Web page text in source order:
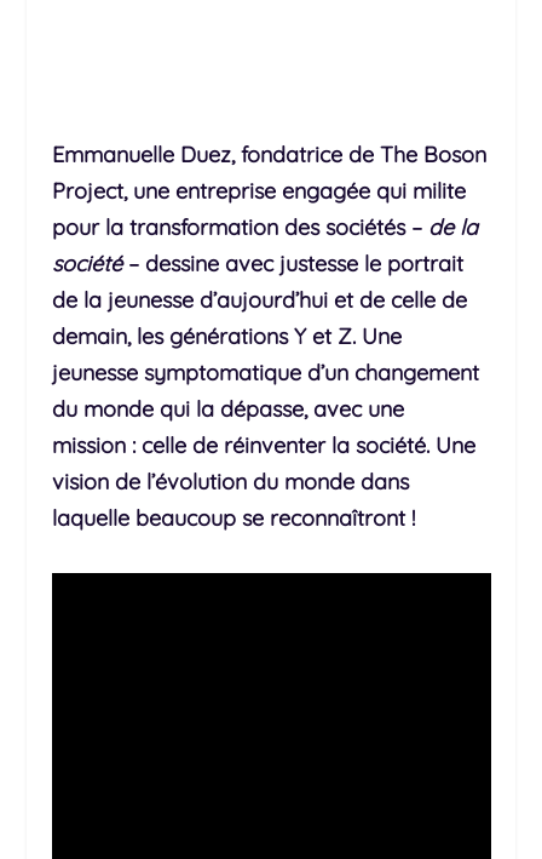
Emmanuelle Duez, fondatrice de The Boson
Project, une entreprise engagée qui milite
pour la transformation des sociétés – de la
société– dessine avec justesse le portrait
de la jeunesse d’aujourd’hui et de celle de
demain, les générations Y et Z. Une
jeunesse symptomatique d’un changement
du monde qui la dépasse, avec une
mission : celle de réinventer la société. Une
vision de l’évolution du monde dans
laquelle beaucoup se reconnaîtront !